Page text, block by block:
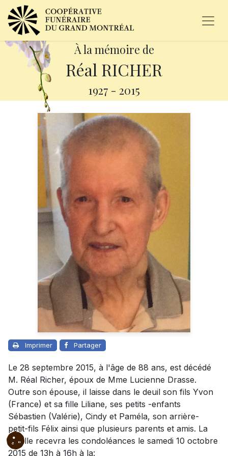
À la mémoire de
Réal RICHER
1927 - 2015
Imprimer Partager
Le 28 septembre 2015, à l'âge de 88 ans, est décédé
M. Réal Richer, époux de Mme Lucienne Drasse.
Outre son épouse, il laisse dans le deuil son fils Yvon
(France) et sa fille Liliane, ses petits -enfants
Sébastien (Valérie), Cindy et Paméla, son arrière-
petit-fils Félix ainsi que plusieurs parents et amis. La
famille recevra les condoléances le samedi 10 octobre
2015 de 13h à 16h à la: